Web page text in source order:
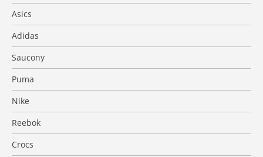
Asics
Adidas
Saucony
Puma
Nike
Reebok
Crocs